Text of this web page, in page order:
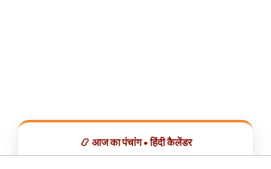
📿 आज का पंचांग • हिंदी कैलेंडर